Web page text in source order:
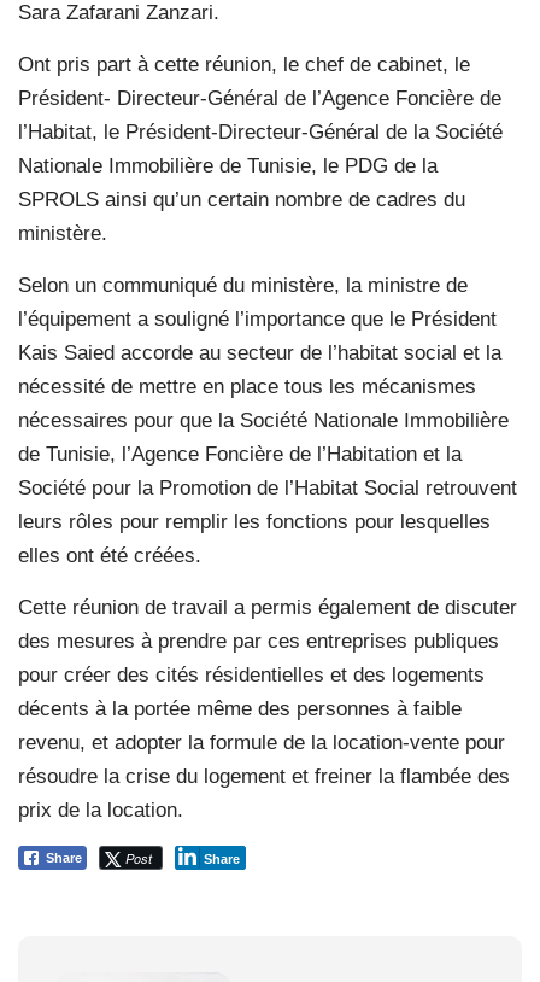
Sara Zafarani Zanzari.
Ont pris part à cette réunion, le chef de cabinet, le
Président- Directeur-Général de l’Agence Foncière de
l’Habitat, le Président-Directeur-Général de la Société
Nationale Immobilière de Tunisie, le PDG de la
SPROLS ainsi qu’un certain nombre de cadres du
ministère.
Selon un communiqué du ministère, la ministre de
l’équipement a souligné l’importance que le Président
Kais Saied accorde au secteur de l’habitat social et la
nécessité de mettre en place tous les mécanismes
nécessaires pour que la Société Nationale Immobilière
de Tunisie, l’Agence Foncière de l’Habitation et la
Société pour la Promotion de l’Habitat Social retrouvent
leurs rôles pour remplir les fonctions pour lesquelles
elles ont été créées.
Cette réunion de travail a permis également de discuter
des mesures à prendre par ces entreprises publiques
pour créer des cités résidentielles et des logements
décents à la portée même des personnes à faible
revenu, et adopter la formule de la location-vente pour
résoudre la crise du logement et freiner la flambée des
prix de la location.
Share Post Share